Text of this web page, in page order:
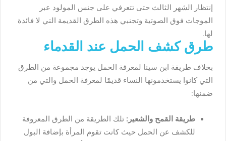
إنتظار الشهر الثالث حتى تتعرفي على جنس المولود عبر
الموجات فوق الصوتية وتجنبي هذه الطرق القديمة التي لا فائدة
لها.
طرق كشف الحمل عند القدماء
بخلاف طريقة ابن سينا لمعرفة الحمل يوجد مجموعة من الطرق
التي كانوا يستخدمونها النساء قديمًا لمعرفة الحمل والتي من
ضمنها:
طريقة القمح والشعير: تلك الطريقة من الطرق المعروفة
للكشف عن الحمل حيث كانت تقوم المرأة بإضافة البول